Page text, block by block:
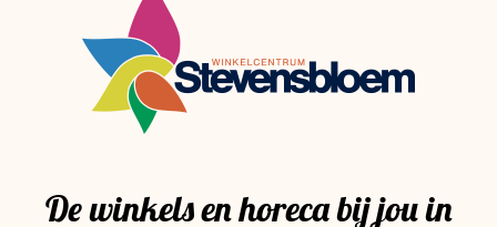
De winkels en horeca bij jou in